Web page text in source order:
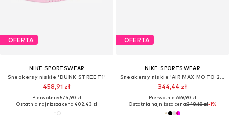
OFERTA
NIKE SPORTSWEAR
Sneakersy niskie 'DUNK STREET1'
458,91 zł
Pierwotnie: 574,90 zł
Ostatnia najniższa cena:402,43 zł
OFERTA
NIKE SPORTSWEAR
Sneakersy niskie 'AIR MAX MOTO 2K'
344,44 zł
Pierwotnie: 669,90 zł
Ostatnia najniższa cena:348,68 zł-1%